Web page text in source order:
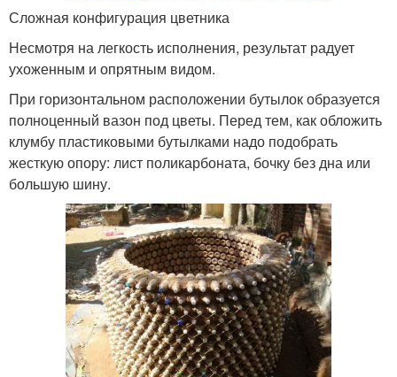
Сложная конфигурация цветника
Несмотря на легкость исполнения, результат радует
ухоженным и опрятным видом.
При горизонтальном расположении бутылок образуется
полноценный вазон под цветы. Перед тем, как обложить
клумбу пластиковыми бутылками надо подобрать
жесткую опору: лист поликарбоната, бочку без дна или
большую шину.